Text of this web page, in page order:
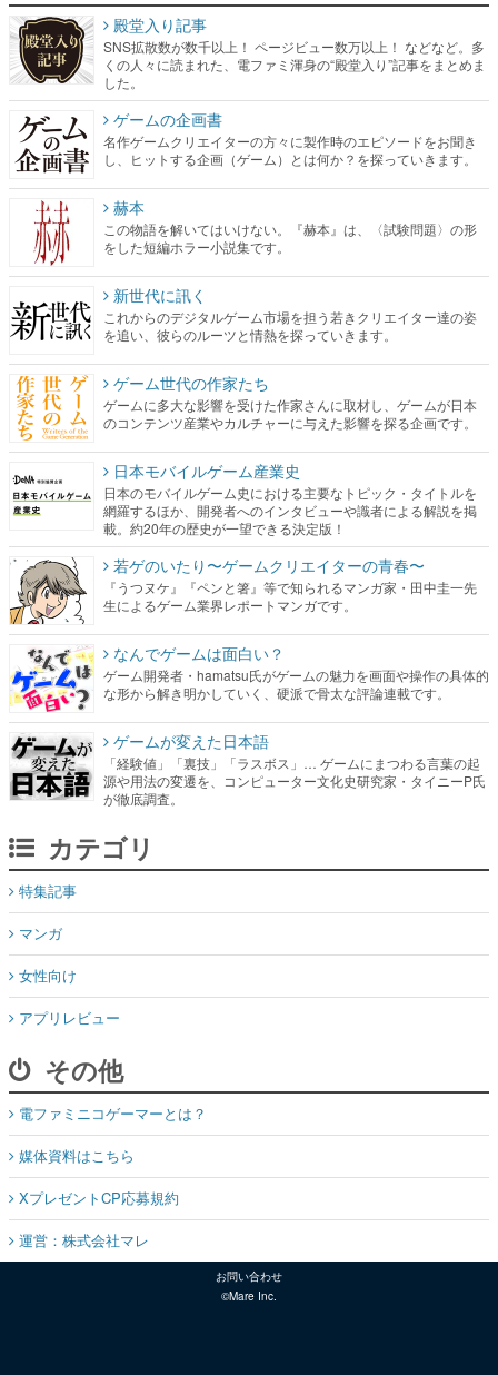
殿堂入り記事
SNS拡散数が数千以上！ ページビュー数万以上！ などなど。多
くの人々に読まれた、電ファミ渾身の“殿堂入り”記事をまとめま
した。
ゲームの企画書
名作ゲームクリエイターの方々に製作時のエピソードをお聞き
し、ヒットする企画（ゲーム）とは何か？を探っていきます。
赫本
この物語を解いてはいけない。『赫本』は、〈試験問題〉の形
をした短編ホラー小説集です。
新世代に訊く
これからのデジタルゲーム市場を担う若きクリエイター達の姿
を追い、彼らのルーツと情熱を探っていきます。
ゲーム世代の作家たち
ゲームに多大な影響を受けた作家さんに取材し、ゲームが日本
のコンテンツ産業やカルチャーに与えた影響を探る企画です。
日本モバイルゲーム産業史
日本のモバイルゲーム史における主要なトピック・タイトルを
網羅するほか、開発者へのインタビューや識者による解説を掲
載。約20年の歴史が一望できる決定版！
若ゲのいたり〜ゲームクリエイターの青春〜
『うつヌケ』『ペンと箸』等で知られるマンガ家・田中圭一先
生によるゲーム業界レポートマンガです。
なんでゲームは面白い？
ゲーム開発者・hamatsu氏がゲームの魅力を画面や操作の具体的
な形から解き明かしていく、硬派で骨太な評論連載です。
ゲームが変えた日本語
「経験値」「裏技」「ラスボス」… ゲームにまつわる言葉の起
源や用法の変遷を、コンピューター文化史研究家・タイニーP氏
が徹底調査。
カテゴリ
特集記事
マンガ
女性向け
アプリレビュー
その他
電ファミニコゲーマーとは？
媒体資料はこちら
XプレゼントCP応募規約
運営：株式会社マレ
お問い合わせ
©Mare Inc.